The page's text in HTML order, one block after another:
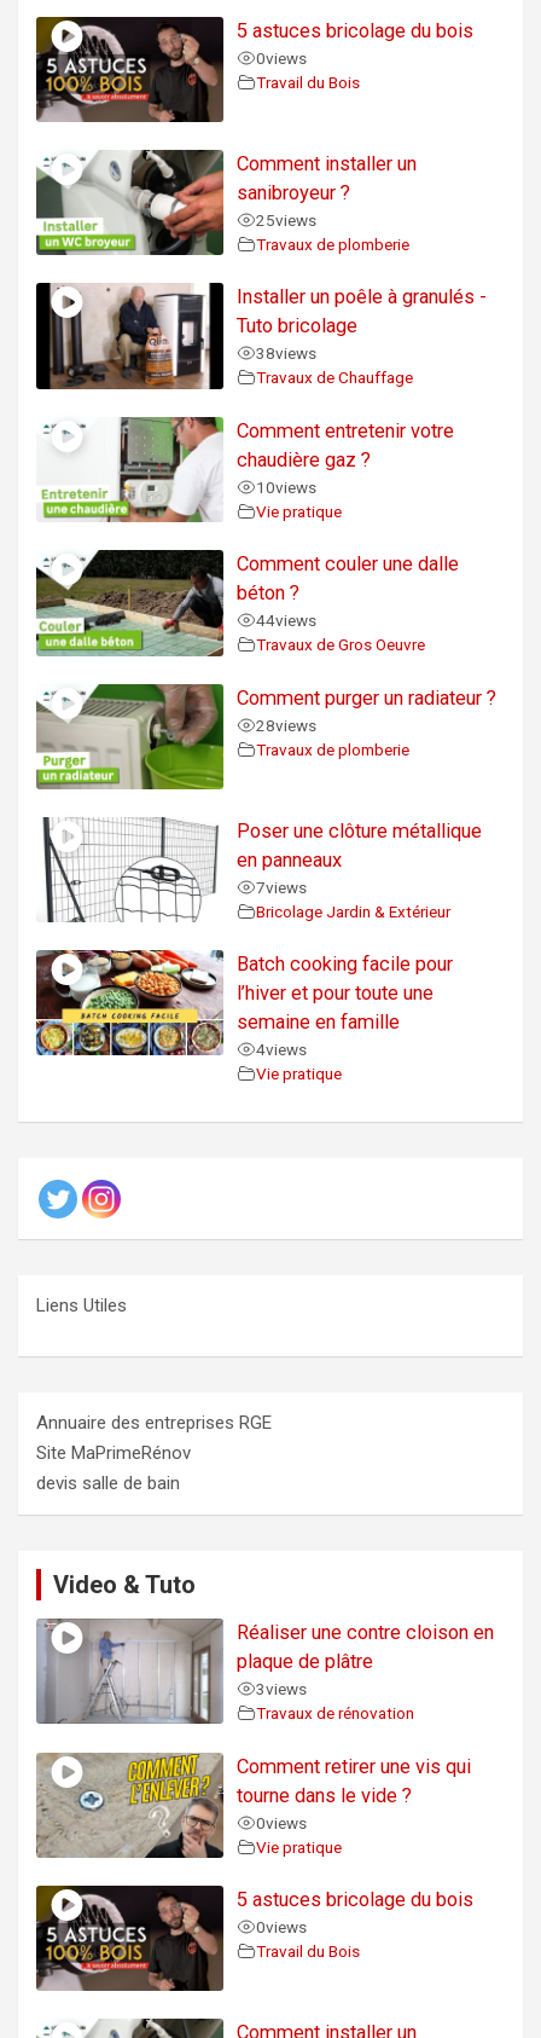
5 astuces bricolage du bois
0views
Travail du Bois
Comment installer un
sanibroyeur ?
25views
Travaux de plomberie
Installer un poêle à granulés -
Tuto bricolage
38views
Travaux de Chauffage
Comment entretenir votre
chaudière gaz ?
10views
Vie pratique
Comment couler une dalle
béton ?
44views
Travaux de Gros Oeuvre
Comment purger un radiateur ?
28views
Travaux de plomberie
Poser une clôture métallique
en panneaux
7views
Bricolage Jardin & Extérieur
Batch cooking facile pour
l’hiver et pour toute une
semaine en famille
4views
Vie pratique
Liens Utiles
Annuaire des entreprises RGE
Site MaPrimeRénov
devis salle de bain
Video & Tuto
Réaliser une contre cloison en
plaque de plâtre
3views
Travaux de rénovation
Comment retirer une vis qui
tourne dans le vide ?
0views
Vie pratique
5 astuces bricolage du bois
0views
Travail du Bois
Comment installer un